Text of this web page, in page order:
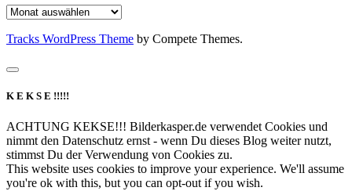
Archiv
Tracks WordPress Theme by Compete Themes.
K E K S E !!!!!
ACHTUNG KEKSE!!! Bilderkasper.de verwendet Cookies und
nimmt den Datenschutz ernst - wenn Du dieses Blog weiter nutzt,
stimmst Du der Verwendung von Cookies zu.
This website uses cookies to improve your experience. We'll assume
you're ok with this, but you can opt-out if you wish.